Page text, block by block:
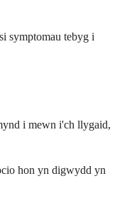
symptomau tebyg i
i mewn i'ch llygaid,
hon yn digwydd yn